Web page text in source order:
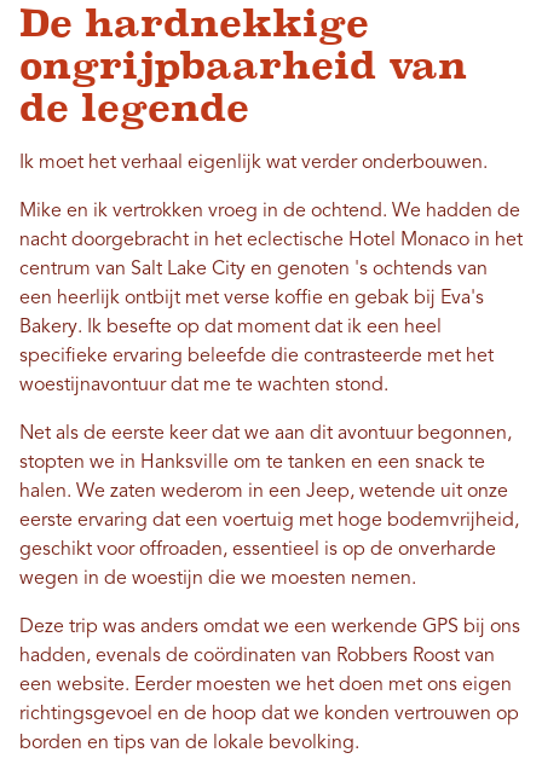
De hardnekkige
ongrijpbaarheid van
de legende
Ik moet het verhaal eigenlijk wat verder onderbouwen.
Mike en ik vertrokken vroeg in de ochtend. We hadden de
nacht doorgebracht in het eclectische Hotel Monaco in het
centrum van Salt Lake City en genoten 's ochtends van
een heerlijk ontbijt met verse koffie en gebak bij Eva's
Bakery. Ik besefte op dat moment dat ik een heel
specifieke ervaring beleefde die contrasteerde met het
woestijnavontuur dat me te wachten stond.
Net als de eerste keer dat we aan dit avontuur begonnen,
stopten we in Hanksville om te tanken en een snack te
halen. We zaten wederom in een Jeep, wetende uit onze
eerste ervaring dat een voertuig met hoge bodemvrijheid,
geschikt voor offroaden, essentieel is op de onverharde
wegen in de woestijn die we moesten nemen.
Deze trip was anders omdat we een werkende GPS bij ons
hadden, evenals de coördinaten van Robbers Roost van
een website. Eerder moesten we het doen met ons eigen
richtingsgevoel en de hoop dat we konden vertrouwen op
borden en tips van de lokale bevolking.